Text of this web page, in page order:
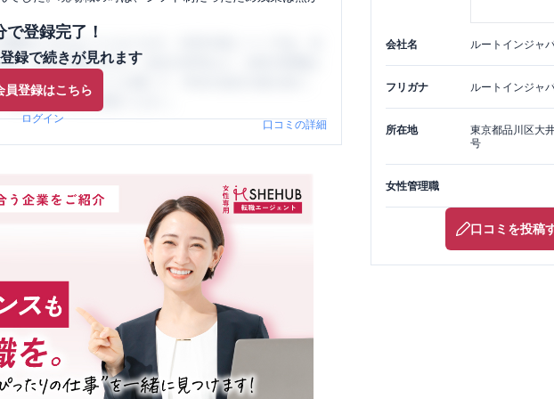
で登録完了！
録で続きが見れます
員登録はこちら
ログイン
覧ができるようになります。SHEHUB(シーハブ)は、女
・女性の働きやすさ・会社の評判など、女性の転職は
元社員）の口コミを通して、本当の会社の姿を知り、
ひサイトをご活用ください。
口コミの詳細
会社名 ルートインジャ
フリガナ ルートインジャ
所在地 東京都品川区大
号
女性管理職
口コミを投稿